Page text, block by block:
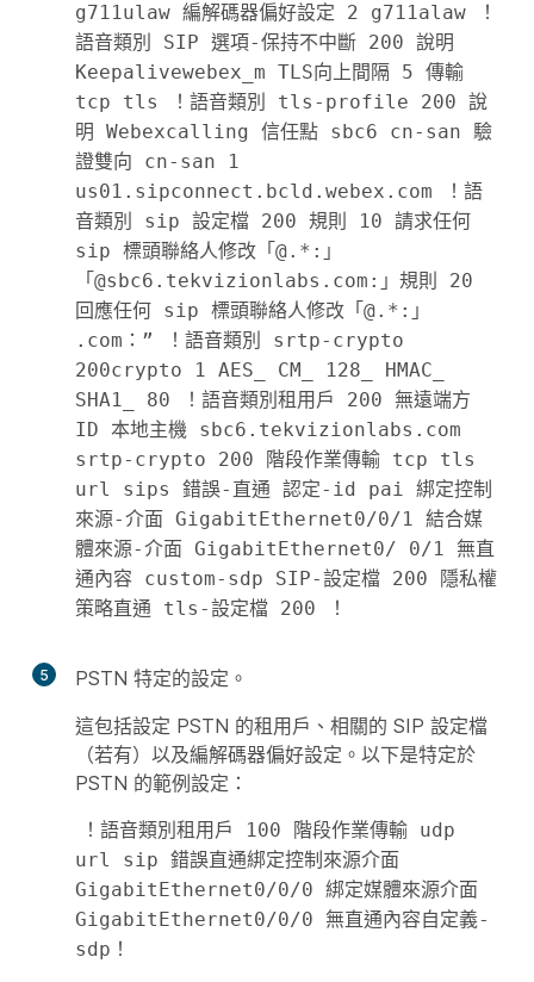
g711ulaw 編解碼器偏好設定 2 g711alaw ！
語音類別 SIP 選項-保持不中斷 200 說明
Keepalivewebex_m TLS向上間隔 5 傳輸
tcp tls ！語音類別 tls-profile 200 說
明 Webexcalling 信任點 sbc6 cn-san 驗
證雙向 cn-san 1
us01.sipconnect.bcld.webex.com ！語
音類別 sip 設定檔 200 規則 10 請求任何
sip 標頭聯絡人修改「@.*:」
「@sbc6.tekvizionlabs.com:」規則 20
回應任何 sip 標頭聯絡人修改「@.*:」
.com：” ！語音類別 srtp-crypto
200crypto 1 AES_ CM_ 128_ HMAC_
SHA1_ 80 ！語音類別租用戶 200 無遠端方
ID 本地主機 sbc6.tekvizionlabs.com
srtp-crypto 200 階段作業傳輸 tcp tls
url sips 錯誤-直通 認定-id pai 綁定控制
來源-介面 GigabitEthernet0/0/1 結合媒
體來源-介面 GigabitEthernet0/ 0/1 無直
通內容 custom-sdp SIP-設定檔 200 隱私權
策略直通 tls-設定檔 200 ！
5
PSTN 特定的設定。
這包括設定 PSTN 的租用戶、相關的 SIP 設定檔
（若有）以及編解碼器偏好設定。以下是特定於
PSTN 的範例設定：
！語音類別租用戶 100 階段作業傳輸 udp
url sip 錯誤直通綁定控制來源介面
GigabitEthernet0/0/0 綁定媒體來源介面
GigabitEthernet0/0/0 無直通內容自定義-
sdp！